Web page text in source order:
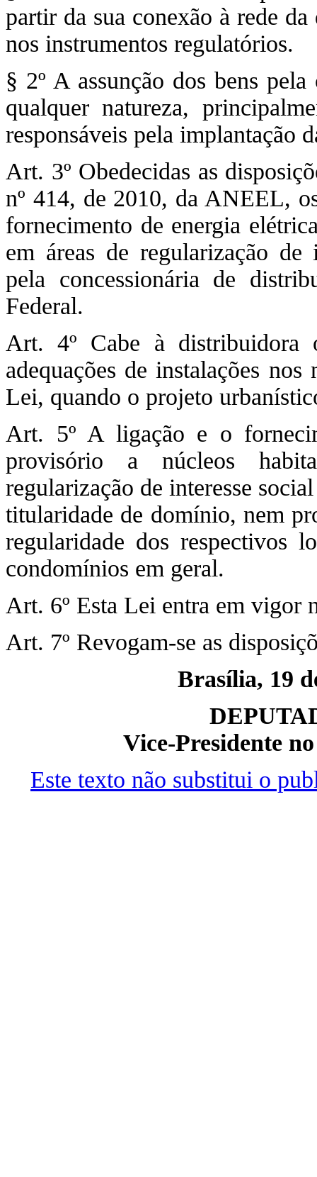
partir da sua conexão à rede
nos instrumentos regulatórios.
§ 2º A assunção dos bens
qualquer natureza,
responsáveis pela implantação
Art. 3º Obedecidas as
nº 414, de 2010, da ANEEL,
fornecimento de energia
em áreas de regularização de
pela concessionária de
Federal.
Art. 4º Cabe à distribuidora
adequações de instalações
Lei, quando o projeto
Art. 5º A ligação e o
provisório a núcleos
regularização de interesse
titularidade de domínio, nem
regularidade dos respectivos
condomínios em geral.
Art. 6º Esta Lei entra em vigor
Art. 7º Revogam-se as
Brasília, 19
Vice-Presidente
Este texto não substitui o